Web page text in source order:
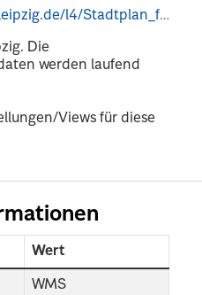
service?REQUEST=GetCapabilities&SERVICE=WMS
Die
werden laufend
Views für diese
Wert
WMS